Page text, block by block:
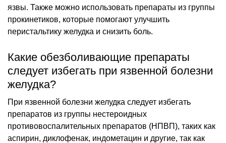
язвы. Также можно использовать препараты из группы
прокинетиков, которые помогают улучшить
перистальтику желудка и снизить боль.
Какие обезболивающие препараты
следует избегать при язвенной болезни
желудка?
При язвенной болезни желудка следует избегать
препаратов из группы нестероидных
противовоспалительных препаратов (НПВП), таких как
аспирин, диклофенак, индометацин и другие, так как